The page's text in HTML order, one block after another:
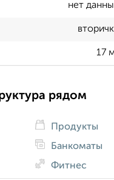
нет
17
рядом
Продукты
Банкоматы
Фитнес